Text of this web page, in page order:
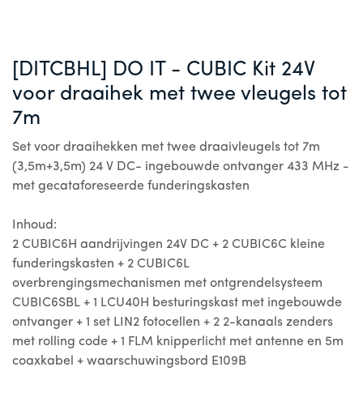
[DITCBHL] DO IT - CUBIC Kit 24V
voor draaihek met twee vleugels tot
7m
Set voor draaihekken met twee draaivleugels tot 7m
(3,5m+3,5m) 24 V DC- ingebouwde ontvanger 433 MHz -
met gecataforeseerde funderingskasten
Inhoud:
2 CUBIC6H aandrijvingen 24V DC + 2 CUBIC6C kleine
funderingskasten + 2 CUBIC6L
overbrengingsmechanismen met ontgrendelsysteem
CUBIC6SBL + 1 LCU40H besturingskast met ingebouwde
ontvanger + 1 set LIN2 fotocellen + 2 2-kanaals zenders
met rolling code + 1 FLM knipperlicht met antenne en 5m
coaxkabel + waarschuwingsbord E109B